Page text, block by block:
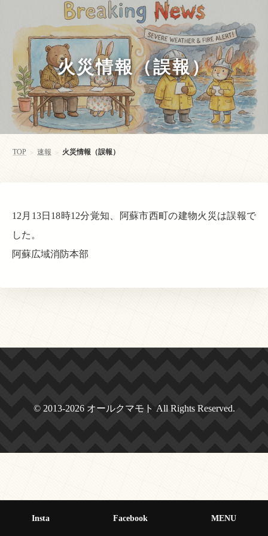
火災情報（誤報）
TOP > 速報 > 火災情報（誤報）
12月13日18時12分覚知、阿蘇市西町の建物火災は誤報で
した。
阿蘇広域消防本部
© 2013-2026 オールクマモト All Rights Reserved.
Insta Facebook MENU